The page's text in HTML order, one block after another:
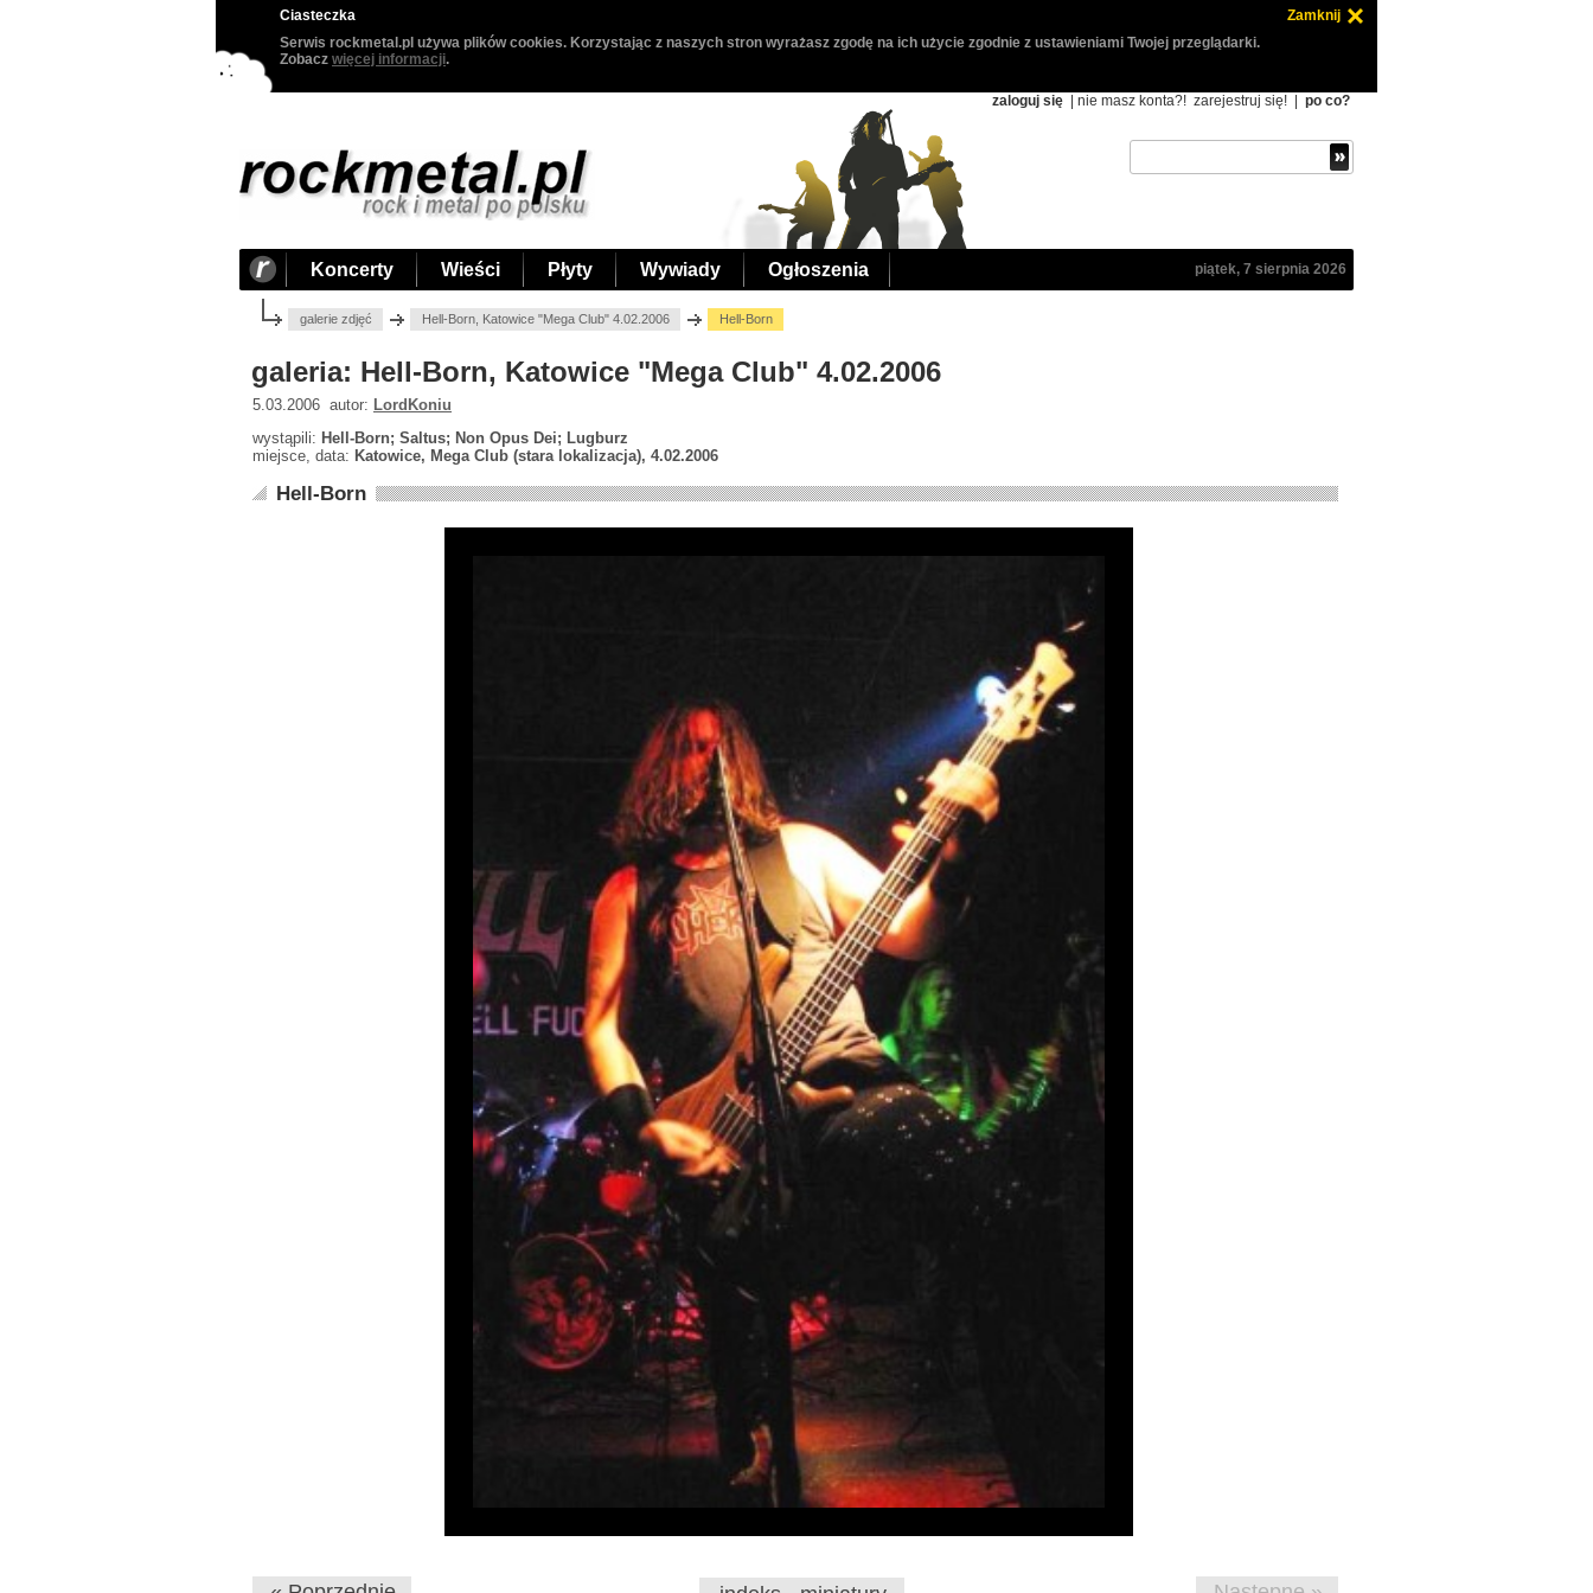
Ciasteczka
Zamknij
Serwis rockmetal.pl używa plików cookies. Korzystając z naszych stron wyrażasz zgodę na ich użycie zgodnie z ustawieniami Twojej przeglądarki.
Zobacz więcej informacji.
zaloguj się | nie masz konta?! zarejestruj się! po co?
Koncerty Wieści Płyty Wywiady Ogłoszenia piątek, 7 sierpnia 2026
galerie zdjęć Hell-Born, Katowice "Mega Club" 4.02.2006 Hell-Born
galeria: Hell-Born, Katowice "Mega Club" 4.02.2006
5.03.2006 autor: LordKoniu
wystąpili: Hell-Born; Saltus; Non Opus Dei; Lugburz
miejsce, data: Katowice, Mega Club (stara lokalizacja), 4.02.2006
Hell-Born